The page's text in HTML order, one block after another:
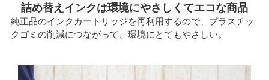
詰め替えインクは環境にやさしくてエコな商品
純正品のインクカートリッジを再利用するので、プラスチッ
クゴミの削減につながって、環境にとてもやさしい。